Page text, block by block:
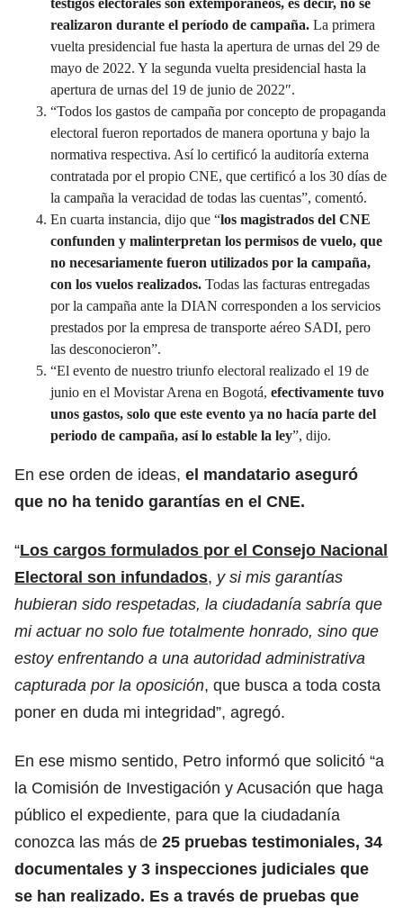
realizaron durante el período de campaña. La primera
vuelta presidencial fue hasta la apertura de urnas del 29 de
mayo de 2022. Y la segunda vuelta presidencial hasta la
apertura de urnas del 19 de junio de 2022″.
“Todos los gastos de campaña por concepto de propaganda
electoral fueron reportados de manera oportuna y bajo la
normativa respectiva. Así lo certificó la auditoría externa
contratada por el propio CNE, que certificó a los 30 días de
la campaña la veracidad de todas las cuentas”, comentó.
En cuarta instancia, dijo que “los magistrados del CNE
confunden y malinterpretan los permisos de vuelo, que
no necesariamente fueron utilizados por la campaña,
con los vuelos realizados. Todas las facturas entregadas
por la campaña ante la DIAN corresponden a los servicios
prestados por la empresa de transporte aéreo SADI, pero
las desconocieron”.
“El evento de nuestro triunfo electoral realizado el 19 de
junio en el Movistar Arena en Bogotá, efectivamente tuvo
unos gastos, solo que este evento ya no hacía parte del
periodo de campaña, así lo estable la ley”, dijo.
En ese orden de ideas, el mandatario aseguró
que no ha tenido garantías en el CNE.
“Los cargos formulados por el Consejo Nacional
Electoral son infundados, y si mis garantías
hubieran sido respetadas, la ciudadanía sabría que
mi actuar no solo fue totalmente honrado, sino que
estoy enfrentando a una autoridad administrativa
capturada por la oposición, que busca a toda costa
poner en duda mi integridad”, agregó.
En ese mismo sentido, Petro informó que solicitó “a
la Comisión de Investigación y Acusación que haga
público el expediente, para que la ciudadanía
conozca las más de 25 pruebas testimoniales, 34
documentales y 3 inspecciones judiciales que
se han realizado. Es a través de pruebas que